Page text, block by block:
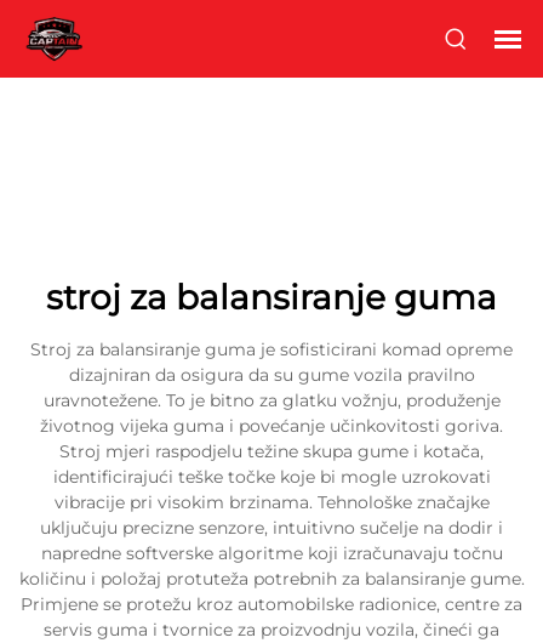
stroj za balansiranje guma
Stroj za balansiranje guma je sofisticirani komad opreme
dizajniran da osigura da su gume vozila pravilno
uravnotežene. To je bitno za glatku vožnju, produženje
životnog vijeka guma i povećanje učinkovitosti goriva.
Stroj mjeri raspodjelu težine skupa gume i kotača,
identificirajući teške točke koje bi mogle uzrokovati
vibracije pri visokim brzinama. Tehnološke značajke
uključuju precizne senzore, intuitivno sučelje na dodir i
napredne softverske algoritme koji izračunavaju točnu
količinu i položaj protuteža potrebnih za balansiranje gume.
Primjene se protežu kroz automobilske radionice, centre za
servis guma i tvornice za proizvodnju vozila, čineći ga